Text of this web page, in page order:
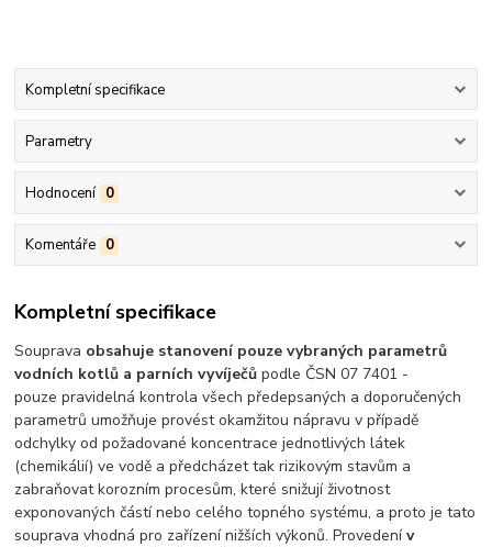
Kompletní specifikace
Parametry
Hodnocení 0
Komentáře 0
Kompletní specifikace
Souprava obsahuje stanovení pouze vybraných parametrů
vodních kotlů a parních vyvíječůpodle ČSN 07 7401 -
pouze pravidelná kontrola všech předepsaných a doporučených
parametrů umožňuje provést okamžitou nápravu v případě
odchylky od požadované koncentrace jednotlivých látek
(chemikálií) ve vodě a předcházet tak rizikovým stavům a
zabraňovat korozním procesům, které snižují životnost
exponovaných částí nebo celého topného systému, a proto je tato
souprava vhodná pro zařízení nižších výkonů. Provedenív